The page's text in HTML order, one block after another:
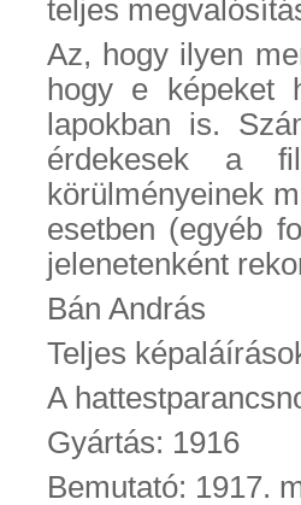
teljes
Az, hogy ilyen
hogy e képeket
lapokban is.
érdekesek a
körülményeinek
esetben (egyéb
jelenetenként
Bán András
Teljes
A
Gyártás: 1916
Bemutató: 1917.